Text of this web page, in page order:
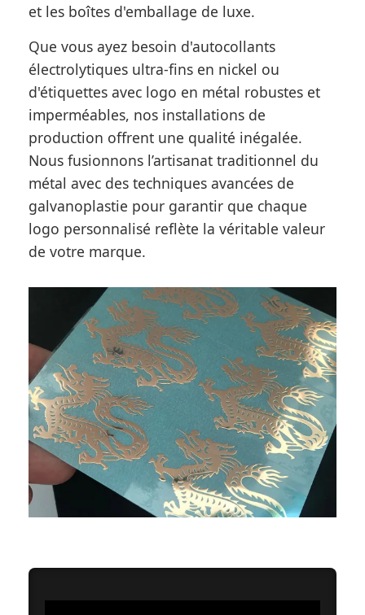
et les boîtes d'emballage de luxe.
Que vous ayez besoin d'autocollants
électrolytiques ultra-fins en nickel ou
d'étiquettes avec logo en métal robustes et
imperméables, nos installations de
production offrent une qualité inégalée.
Nous fusionnons l’artisanat traditionnel du
métal avec des techniques avancées de
galvanoplastie pour garantir que chaque
logo personnalisé reflète la véritable valeur
de votre marque.